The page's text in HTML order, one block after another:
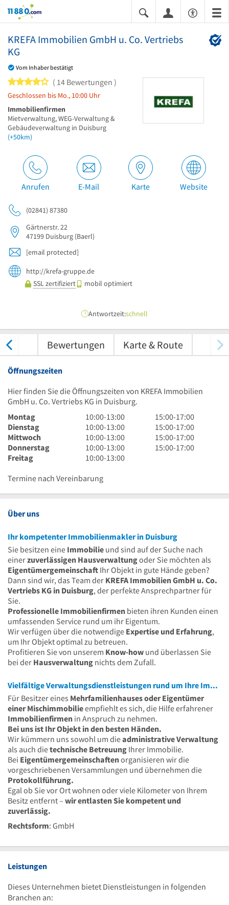
11880.com
KREFA Immobilien GmbH u. Co. Vertriebs
KG
Vom Inhaber bestätigt
4 von 5 Sternen
14 Bewertungen
Geschlossen bis Mo., 10:00 Uhr
Immobilienfirmen
Mietverwaltung, WEG-Verwaltung &
Gebäudeverwaltung in Duisburg
(+50km)
Anrufen E-Mail Karte Website
(02841) 87380
Gärtnerstr. 22
47199 Duisburg (Baerl)
[email protected]
http://krefa-gruppe.de
SSL zertifiziert
mobil optimiert
Antwortzeit:schnell
Bewertungen Karte & Route
Öffnungszeiten
Hier finden Sie die Öffnungszeiten von KREFA Immobilien
GmbH u. Co. Vertriebs KG in Duisburg.
Montag
10
Uhr
bis
13
Uhr
10:00-13:00
15
Uhr
bis
17
15:00-17:00
Dienstag
10
Uhr
bis
13
10:00-13:00
15
Uhr
bis
15:00-17:00
Mittwoch
10
Uhr
bis
Uhr
10:00-13:00
15
Uhr
15:00-17:00
Donnerstag
10
Uhr
13
10:00-13:00
15
15:00-17:00
Freitag
10
bis
Uhr
10:00-13:00
Termine nach Vereinbarung
Über uns
Ihr kompetenter Immobilienmakler in Duisburg
Sie besitzen eine Immobilie und sind auf der Suche nach
einerzuverlässigen Hausverwaltungoder Sie möchten als
Eigentümergemeinschaft Ihr Objekt in gute Hände geben?
Dann sind wir, das Team der KREFA Immobilien GmbH u. Co.
Vertriebs KG in Duisburg, der perfekte Ansprechpartner für
Sie.
Professionelle Immobilienfirmen bieten ihren Kunden einen
umfassenden Service rund um ihr Eigentum.
Wir verfügen über die notwendige Expertise und Erfahrung,
um Ihr Objekt optimal zu betreuen.
Profitieren Sie von unserem Know-how und überlassen Sie
bei der Hausverwaltung nichts dem Zufall.
Vielfältige Verwaltungsdienstleistungen rund um Ihre Immoblie
Für Besitzer eines Mehrfamilienhauses oder Eigentümer
einer Mischimmobilieempfiehlt es sich, die Hilfe erfahrener
Immobilienfirmen in Anspruch zu nehmen.
Bei uns ist Ihr Objekt in den besten Händen.
Wir kümmern uns sowohl um dieadministrative Verwaltung
als auch dietechnische Betreuung Ihrer Immobilie.
Bei Eigentümergemeinschaftenorganisieren wir die
vorgeschriebenen Versammlungen und übernehmen die
Protokollführung.
Egal ob Sie vor Ort wohnen oder viele Kilometer von Ihrem
Besitz entfernt – wir entlasten Sie kompetent und
zuverlässig.
Rechtsform: GmbH
Leistungen
Dieses Unternehmen bietet Dienstleistungen in folgenden
Branchen an: